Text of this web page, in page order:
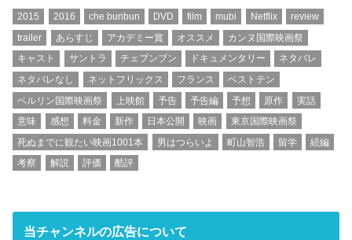
2015 2016 che bunbun DVD film mubi Netflix
review
trailer
あらすじ アカデミー賞 オススメ
カンヌ国際映画祭
キャスト
サントラ チェブンブン ドキュメンタリー
ネタバレ
ネタバレなし
ネットフリックス フランス
ベストテン
ベルリン国際映画祭
上映館 予告 予告編 予想 原作
実話
意味
感想 料金 新作 日本公開 映画
東京国際映画祭
死ぬまでに観たい映画1001本
男はつらいよ 町山智浩 留学
続編
考察
解説 評価 酷評
当チャンネルの広告について